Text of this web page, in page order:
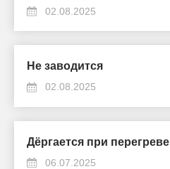
02.08.2025
Не заводится
02.08.2025
Дёргается при перегреве
06.07.2025